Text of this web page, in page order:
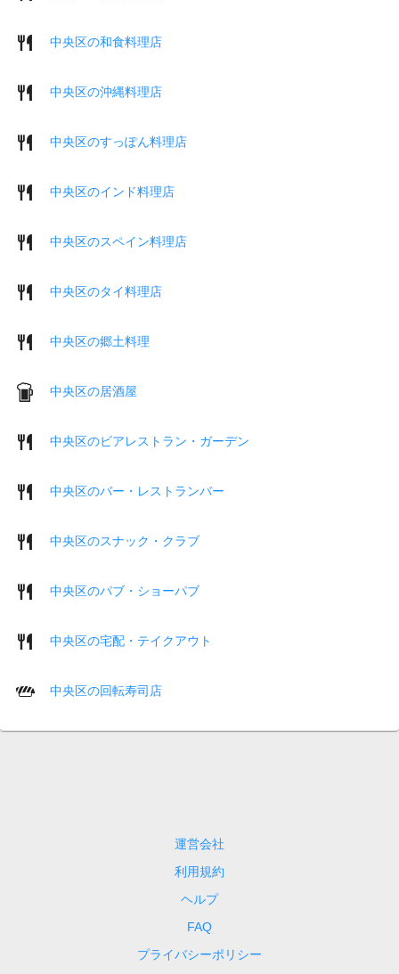
中央区の和食料理店
中央区の沖縄料理店
中央区のすっぽん料理店
中央区のインド料理店
中央区のスペイン料理店
中央区のタイ料理店
中央区の郷土料理
中央区の居酒屋
中央区のビアレストラン・ガーデン
中央区のバー・レストランバー
中央区のスナック・クラブ
中央区のパブ・ショーパブ
中央区の宅配・テイクアウト
中央区の回転寿司店
運営会社
利用規約
ヘルプ
FAQ
プライバシーポリシー